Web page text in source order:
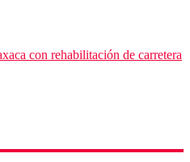
con rehabilitación de carretera
algoritmos y vulneración de
que viene de EU